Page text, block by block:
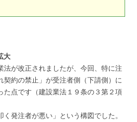
大
が改正されましたが、今回、特に注
契約の禁止」が受注者側（下請側）に
た点です（建設業法１９条の３第２項
発注者が悪い」という構図でした。